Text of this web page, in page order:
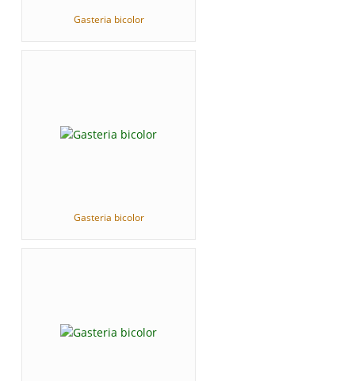
Gasteria bicolor
Gasteria bicolor